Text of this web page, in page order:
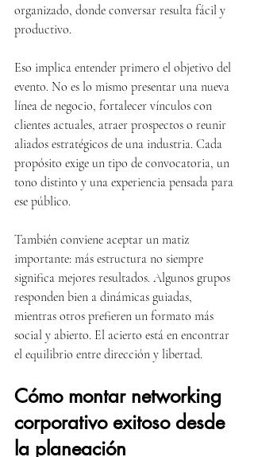
organizado, donde conversar resulta fácil y
productivo.
Eso implica entender primero el objetivo del
evento. No es lo mismo presentar una nueva
línea de negocio, fortalecer vínculos con
clientes actuales, atraer prospectos o reunir
aliados estratégicos de una industria. Cada
propósito exige un tipo de convocatoria, un
tono distinto y una experiencia pensada para
ese público.
También conviene aceptar un matiz
importante: más estructura no siempre
significa mejores resultados. Algunos grupos
responden bien a dinámicas guiadas,
mientras otros prefieren un formato más
social y abierto. El acierto está en encontrar
el equilibrio entre dirección y libertad.
Cómo montar networking
corporativo exitoso desde
la planeación